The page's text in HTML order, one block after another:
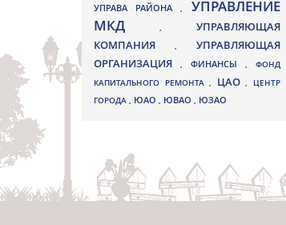
УПРАВА РАЙОНА, УПРАВЛЕНИЕ
МКД, УПРАВЛЯЮЩАЯ
КОМПАНИЯ
, УПРАВЛЯЮЩАЯ
ОРГАНИЗАЦИЯ
, ФИНАНСЫ , ФОНД
КАПИТАЛЬНОГО РЕМОНТА , ЦАО ,
ЦЕНТР
ГОРОДА , ЮАО , ЮВАО , ЮЗАО